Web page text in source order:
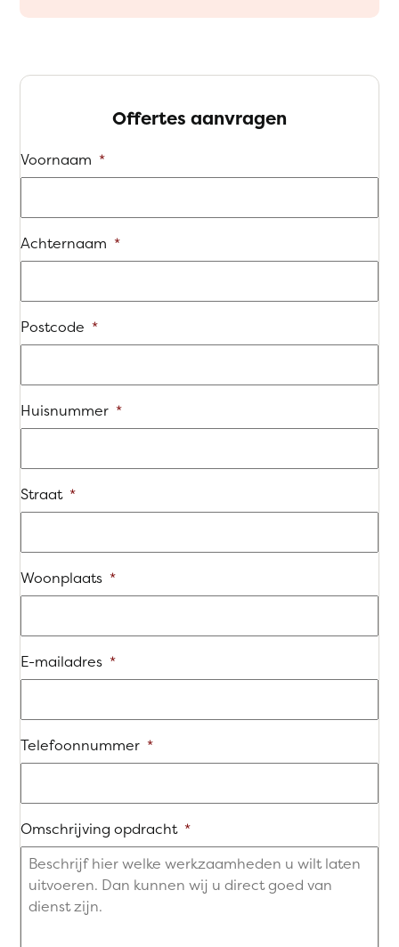
Offertes aanvragen
Voornaam *
Achternaam *
Postcode *
Huisnummer *
Straat *
Woonplaats *
E-mailadres *
Telefoonnummer *
Omschrijving opdracht *